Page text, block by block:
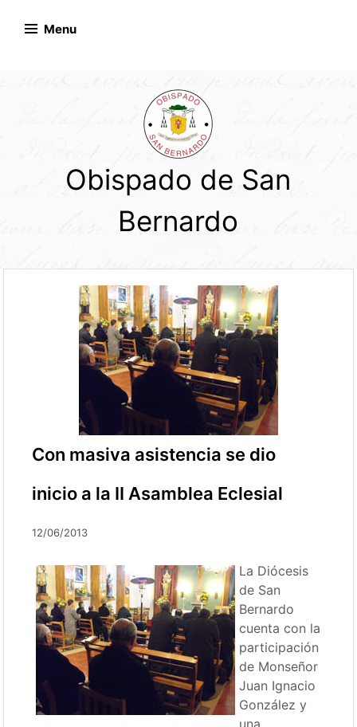
Menu
Obispado de San
Bernardo
Con masiva asistencia se dio
inicio a la II Asamblea Eclesial
12/06/2013
La Diócesis
de San
Bernardo
cuenta con la
participación
de Monseñor
Juan Ignacio
González y
una